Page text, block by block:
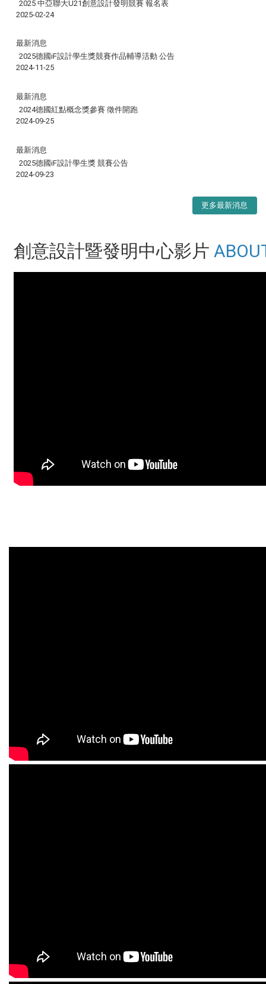
2025 中亞聯大U21創意設計發明競賽 報名表
2025-02-24
最新消息
2025德國iF設計學生獎競賽作品輔導活動 公告
2024-11-25
最新消息
2024德國紅點概念獎參賽 徵件開跑
2024-09-25
最新消息
2025德國iF設計學生獎 競賽公告
2024-09-23
更多最新消息
創意設計暨發明中心影片